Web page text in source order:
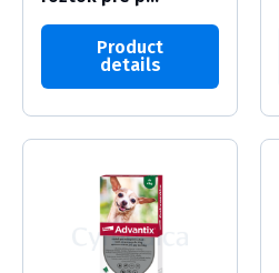
Product
details